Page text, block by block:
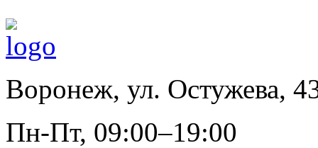
Воронеж, ул. Остужева,
Пн-Пт, 09:00–19:00